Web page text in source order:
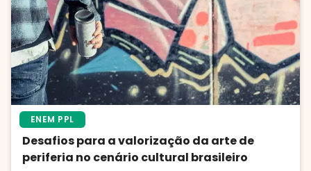
ENEM PPL
Desafios para a valorização da arte de
periferia no cenário cultural brasileiro